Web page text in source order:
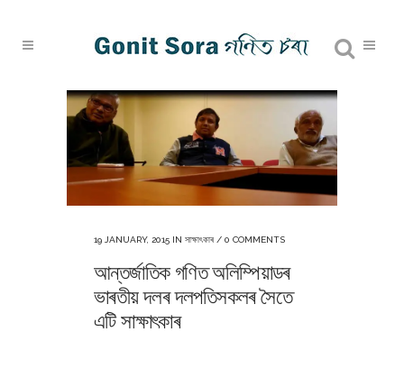
19 JANUARY, 2015 IN সাক্ষাৎকাৰ / 0 COMMENTS
আন্তৰ্জাতিক গণিত অলিম্পিয়াডৰ
ভাৰতীয় দলৰ দলপতিসকলৰ সৈতে
এটি সাক্ষাৎকাৰ